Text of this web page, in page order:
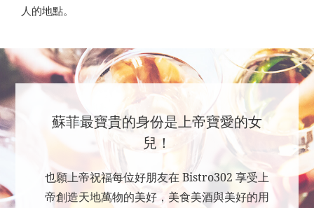
人的地點。
蘇菲最寶貴的身份是上帝寶愛的女
兒！
也願上帝祝福每位好朋友在 Bistro302 享受上
帝創造天地萬物的美好，美食美酒與美好的用